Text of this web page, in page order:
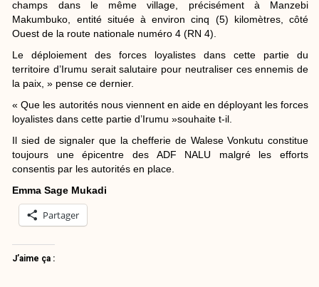
champs dans le même village, précisément à Manzebi
Makumbuko, entité située à environ cinq (5) kilomètres, côté
Ouest de la route nationale numéro 4 (RN 4).
Le déploiement des forces loyalistes dans cette partie du
territoire d’Irumu serait salutaire pour neutraliser ces ennemis de
la paix, » pense ce dernier.
« Que les autorités nous viennent en aide en déployant les forces
loyalistes dans cette partie d’Irumu »souhaite t-il.
Il sied de signaler que la chefferie de Walese Vonkutu constitue
toujours une épicentre des ADF NALU malgré les efforts
consentis par les autorités en place.
Emma Sage Mukadi
Partager
J’aime ça :